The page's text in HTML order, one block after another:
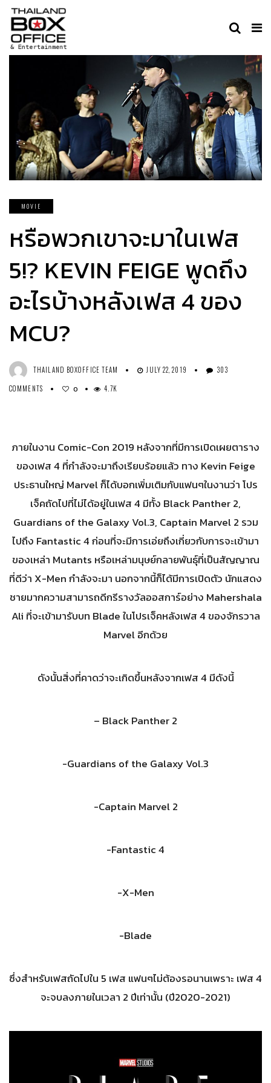
MOVIE
หรือพวกเขาจะมาในเฟส
5!? KEVIN FEIGE พูดถึง
อะไรบ้างหลังเฟส 4 ของ
MCU?
THAILAND BOXOFFICE TEAM JULY 22, 2019
303
COMMENTS
0 4.7K
ภายในงาน Comic-Con 2019 หลังจากที่มีการเปิดเผยตาราง
ของเฟส 4 ที่กำลังจะมาถึงเรียบร้อยแล้ว ทาง Kevin Feige
ประธานใหญ่ Marvel ก็ได้บอกเพิ่มเติมกับแฟนๆในงานว่า โปร
เจ็คถัดไปที่ไม่ได้อยู่ในเฟส 4 มีทั้ง Black Panther 2,
Guardians of the Galaxy Vol.3, Captain Marvel 2 รวม
ไปถึง Fantastic 4 ก่อนที่จะมีการเอ่ยถึงเกี่ยวกับการจะเข้ามา
ของเหล่า Mutants หรือเหล่ามนุษย์กลายพันธุ์ที่เป็นสัญญาณ
ที่ดีว่า X-Men กำลังจะมา นอกจากนี้ก็ได้มีการเปิดตัว นักแสดง
ชายมากความสามารถดีกรีรางวัลออสการ์อย่าง Mahershala
Ali ที่จะเข้ามารับบท Blade ในโปรเจ็คหลังเฟส 4 ของจักรวาล
Marvel อีกด้วย
ดังนั้นสิ่งที่คาดว่าจะเกิดขึ้นหลังจากเฟส 4 มีดังนี้
– Black Panther 2
-Guardians of the Galaxy Vol.3
-Captain Marvel 2
-Fantastic 4
-X-Men
-Blade
ซึ่งสำหรับเฟสถัดไปใน 5 เฟส แฟนๆไม่ต้องรอนานเพราะ เฟส 4
จะจบลงภายในเวลา 2 ปีเท่านั้น (ปี2020-2021)